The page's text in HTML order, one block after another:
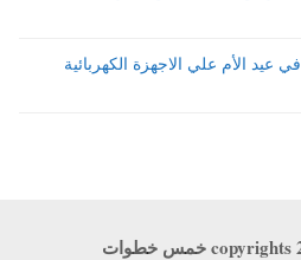
تخفيضات كارفور مارس 2026 في عيد الأم علي الاجهزة الكهربائية